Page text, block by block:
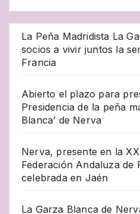
La Peña Madridista La
socios a vivir juntos la
Francia
Abierto el plazo para
Presidencia de la peña
Blanca’ de Nerva
Nerva, presente en la
Federación Andaluza de
celebrada en Jaén
La Garza Blanca de